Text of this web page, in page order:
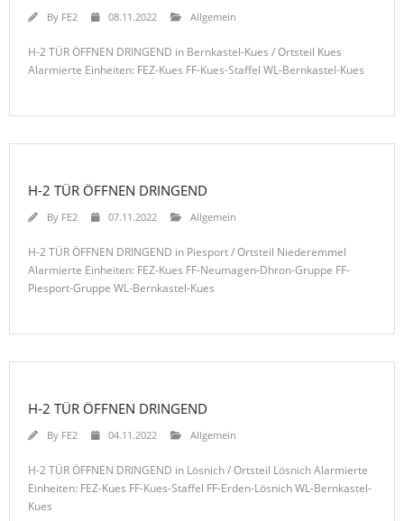
By FE2 08.11.2022 Allgemein
H-2 TÜR ÖFFNEN DRINGEND in Bernkastel-Kues / Ortsteil Kues
Alarmierte Einheiten: FEZ-Kues FF-Kues-Staffel WL-Bernkastel-Kues
H-2 TÜR ÖFFNEN DRINGEND
By FE2 07.11.2022 Allgemein
H-2 TÜR ÖFFNEN DRINGEND in Piesport / Ortsteil Niederemmel
Alarmierte Einheiten: FEZ-Kues FF-Neumagen-Dhron-Gruppe FF-
Piesport-Gruppe WL-Bernkastel-Kues
H-2 TÜR ÖFFNEN DRINGEND
By FE2 04.11.2022 Allgemein
H-2 TÜR ÖFFNEN DRINGEND in Lösnich / Ortsteil Lösnich Alarmierte
Einheiten: FEZ-Kues FF-Kues-Staffel FF-Erden-Lösnich WL-Bernkastel-
Kues